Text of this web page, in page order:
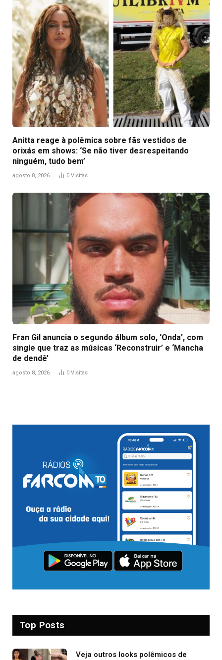
Anitta reage à polêmica sobre fãs vestidos de
orixás em shows: ‘Se não tiver desrespeitando
ninguém, tudo bem’
agosto 8, 2026 0 Visitas
Fran Gil anuncia o segundo álbum solo, ‘Onda’, com
single que traz as músicas ‘Reconstruir’ e ‘Mancha
de dendê’
agosto 8, 2026 0 Visitas
Top Posts
Veja outros looks polêmicos de